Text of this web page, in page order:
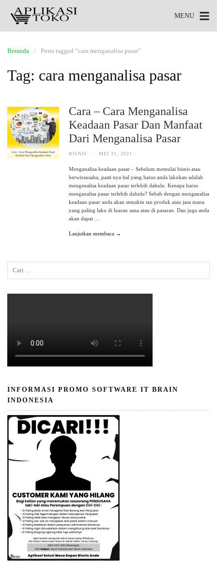
MENU
Beranda Posts tagged “cara menganalisa pasar”
Tag: cara menganalisa pasar
Cara – Cara Menganalisa
Keadaan Pasar Dan Manfaat
Dari Menganalisa Pasar
BISNIS · MEI 31, 2021
Menganalisa keadaan pasar – Sebelum memulai bisnis atau
berwirausaha, pasti nya hal yang harus anda lakukan adalah
mengenalisa keadaan pasar terlebih dahulu. Kenapa harus
menganalisa pasar terlebih dahulu? Sebab dengan menganalisa
keadaan pasar anda akan semakin tau produk atau jasa mana
yang paling laku di luaran sana atau di pasaran. Dan juga anda
akan dapat …
Lanjutkan membaca →
INFORMASI PROMO SOFTWARE IT BRAIN
INDONESIA